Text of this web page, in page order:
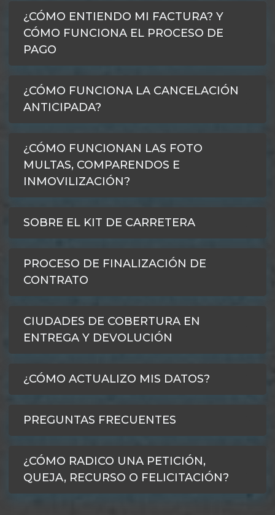
¿CÓMO ENTIENDO MI FACTURA? Y
CÓMO FUNCIONA EL PROCESO DE
PAGO
¿CÓMO FUNCIONA LA CANCELACIÓN
ANTICIPADA?
¿CÓMO FUNCIONAN LAS FOTO
MULTAS, COMPARENDOS E
INMOVILIZACIÓN?
SOBRE EL KIT DE CARRETERA
PROCESO DE FINALIZACIÓN DE
CONTRATO
CIUDADES DE COBERTURA EN
ENTREGA Y DEVOLUCIÓN
¿CÓMO ACTUALIZO MIS DATOS?
PREGUNTAS FRECUENTES
¿CÓMO RADICO UNA PETICIÓN,
QUEJA, RECURSO O FELICITACIÓN?